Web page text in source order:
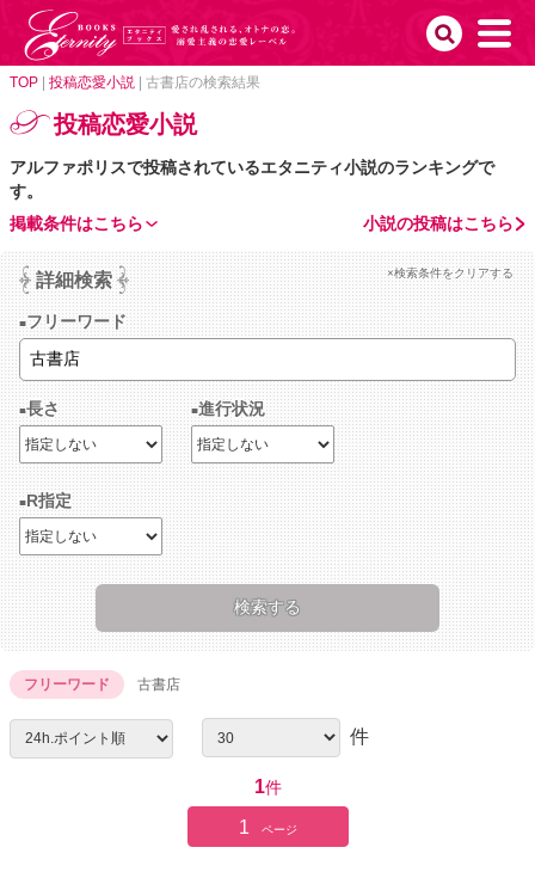
TOP 投稿恋愛小説 古書店の検索結果
投稿恋愛小説
アルファポリスで投稿されているエタニティ小説のランキングで
す。
小説の投稿はこちら
掲載条件はこちら
詳細検索 ×検索条件をクリアする
フリーワード
長さ 進行状況
R指定
フリーワード 古書店
件
1件
1 ページ